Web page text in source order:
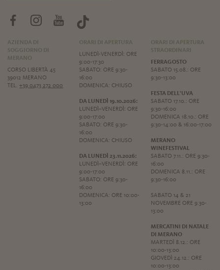
AZIENDA DI
SOGGIORNO DI
MERANO
CORSO LIBERTÀ 45
39012 MERANO
TEL.+39 0473 272 000
ORARI DI APERTURA
LUNEDÌ-VENERDÌ: ORE
9:00-17:30
SABATO: ORE 9:30-
16:00
DOMENICA: CHIUSO
DA LUNEDÌ 19.10.2026:
LUNEDÌ–VENERDÌ: ORE
9:00-17:00
SABATO: ORE 9:30-
16:00
DOMENICA: CHIUSO
DA LUNEDÌ 23.11.2026:
LUNEDÌ–VENERDÌ: ORE
9:00-17:00
SABATO: ORE 9:30-
16:00
DOMENICA: ORE 10:00-
13:00
ORARI DI APERTURA
STRAORDINARI
FERRAGOSTO
SABATO 15.08.: ORE
9:30-13:00
FESTA DELL'UVA
SABATO 17.10.: ORE
9:30-16:00
DOMENICA 18.10.: ORE
9:30-14:00 & 16:00-17:00
MERANO
WINEFESTIVAL
SABATO 7.11.: ORE 9:30-
16:00
DOMENICA 8.11.: ORE
9:30-16:00
SABATO 14 & 21
NOVEMBRE ORE 9:30-
13:00
MERCATINI DI NATALE
DI MERANO
MARTEDÌ 8.12.: ORE
10:00-13:00
GIOVEDÌ 24.12.: ORE
10:00-13:00